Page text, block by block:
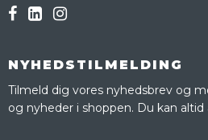
NYHEDSTILMELDING
Tilmeld dig vores nyhedsbrev og
og nyheder i shoppen. Du kan